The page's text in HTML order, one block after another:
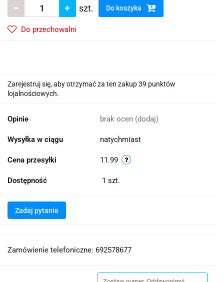
szt. Do koszyka
Do przechowalni
Zarejestruj się, aby otrzymać za ten zakup 39 punktów
lojalnościowych.
Opinie brak ocen (dodaj)
Wysyłka w ciągu natychmiast
Cena przesyłki 11.99
Dostępność 1 szt.
Zadaj pytanie
Zamówienie telefoniczne: 692578677